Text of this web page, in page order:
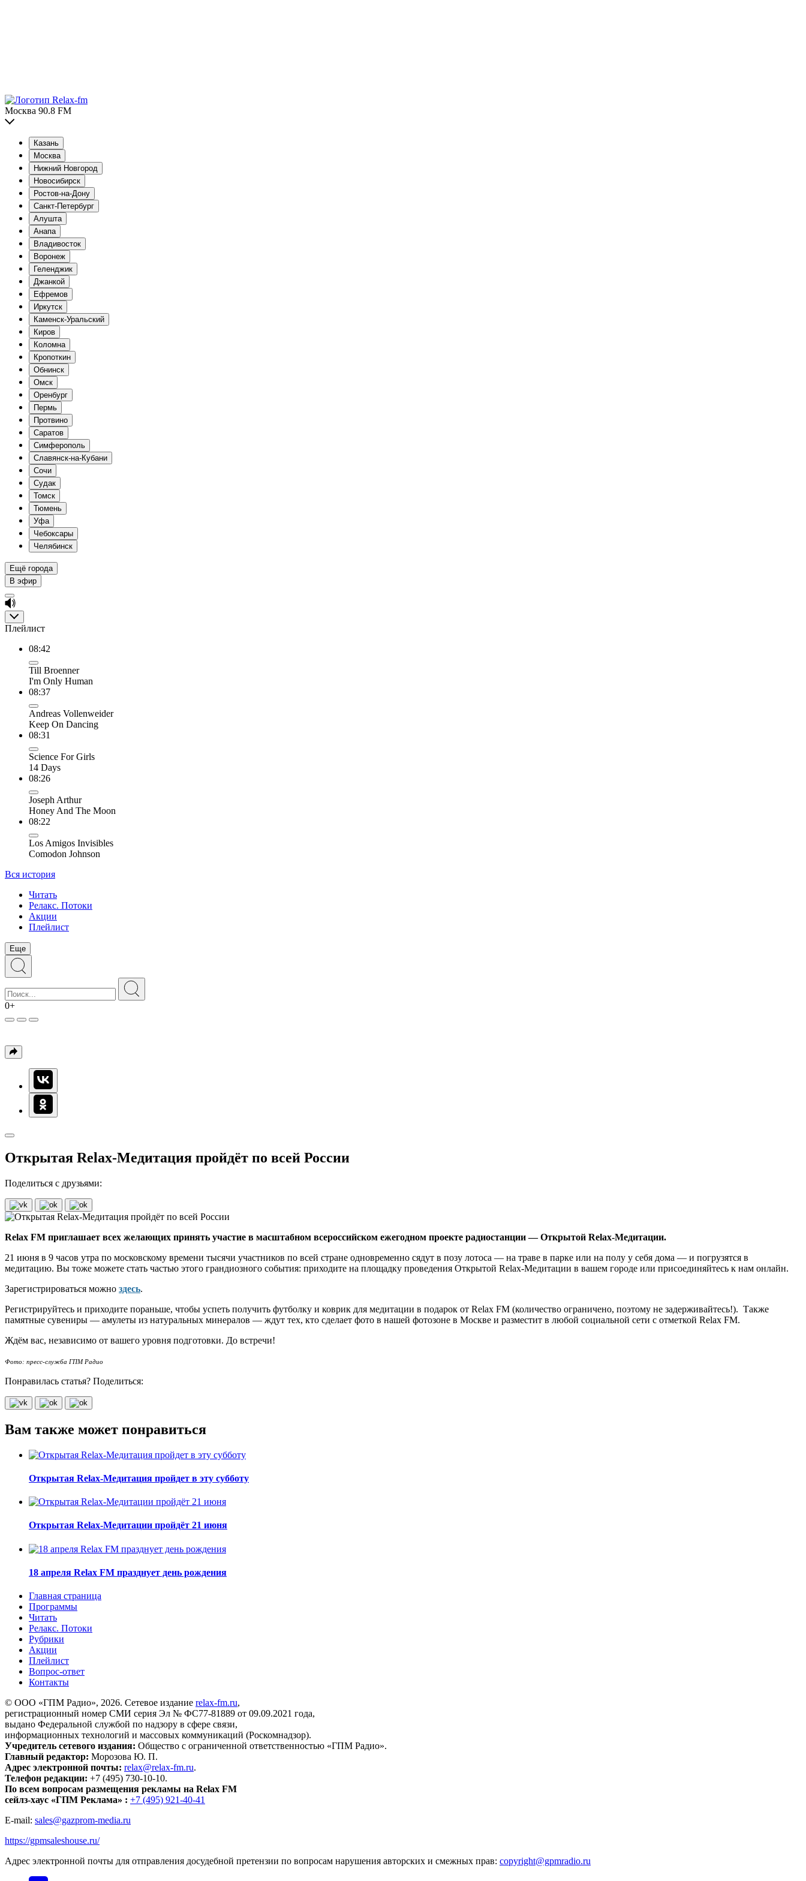
Москва 90.8 FM
Казань
Москва
Нижний Новгород
Новосибирск
Ростов-на-Дону
Санкт-Петербург
Алушта
Анапа
Владивосток
Воронеж
Геленджик
Джанкой
Ефремов
Иркутск
Каменск-Уральский
Киров
Коломна
Кропоткин
Обнинск
Омск
Оренбург
Пермь
Протвино
Саратов
Симферополь
Славянск-на-Кубани
Сочи
Судак
Томск
Тюмень
Уфа
Чебоксары
Челябинск
Ещё города
В эфир
Плейлист
08:42
Till Broenner
I'm Only Human
08:37
Andreas Vollenweider
Keep On Dancing
08:31
Science For Girls
14 Days
08:26
Joseph Arthur
Honey And The Moon
08:22
Los Amigos Invisibles
Comodon Johnson
Вся история
Читать
Релакс. Потоки
Акции
Плейлист
Еще
0+
Открытая Relax-Медитация пройдёт по всей России
Поделиться с друзьями:
Relax FM приглашает всех желающих принять участие в масштабном всероссийском ежегодном проекте радиостанции — Открытой Relax-Медитации.
21 июня в 9 часов утра по московскому времени тысячи участников по всей стране одновременно сядут в позу лотоса — на траве в парке или на полу у себя дома — и погрузятся в
медитацию. Вы тоже можете стать частью этого грандиозного события: приходите на площадку проведения Открытой Relax-Медитации в вашем городе или присоединяйтесь к нам онлайн.
Зарегистрироваться можно здесь.
Регистрируйтесь и приходите пораньше, чтобы успеть получить футболку и коврик для медитации в подарок от Relax FM (количество ограничено, поэтому не задерживайтесь!). Также
памятные сувениры — амулеты из натуральных минералов — ждут тех, кто сделает фото в нашей фотозоне в Москве и разместит в любой социальной сети с отметкой Relax FM.
Ждём вас, независимо от вашего уровня подготовки. До встречи!
Фото: пресс-служба ГПМ Радио
Понравилась статья? Поделиться:
Вам также может понравиться
Открытая Relax-Медитация пройдет в эту субботу
Открытая Relax-Медитации пройдёт 21 июня
18 апреля Relax FM празднует день рождения
Главная страница
Программы
Читать
Релакс. Потоки
Рубрики
Акции
Плейлист
Вопрос-ответ
Контакты
© ООО «ГПМ Радио», 2026. Сетевое издание relax-fm.ru,
регистрационный номер СМИ серия Эл № ФС77-81889 от 09.09.2021 года,
выдано Федеральной службой по надзору в сфере связи,
информационных технологий и массовых коммуникаций (Роскомнадзор).
Учредитель сетевого издания: Общество с ограниченной ответственностью «ГПМ Радио».
Главный редактор: Морозова Ю. П.
Адрес электронной почты: relax@relax-fm.ru.
Телефон редакции: +7 (495) 730-10-10.
По всем вопросам размещения рекламы на Relax FM
сейлз-хаус «ГПМ Реклама» : +7 (495) 921-40-41
E-mail: sales@gazprom-media.ru
https://gpmsaleshouse.ru/
Адрес электронной почты для отправления досудебной претензии по вопросам нарушения авторских и смежных прав: copyright@gpmradio.ru